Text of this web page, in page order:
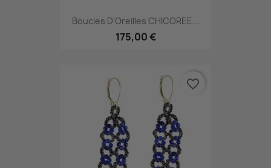
Boucles D'Oreilles CHICOREE...
175,00 €
favorite_border